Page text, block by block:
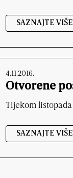
SAZNAJTE VIŠE
4.11.2016.
Otvorene
Tijekom
SAZNAJTE VIŠE